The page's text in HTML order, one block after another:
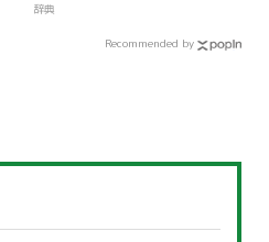
辞典
Recommended by